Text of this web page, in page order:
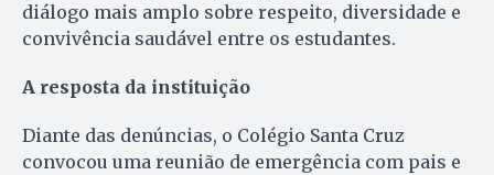
diálogo mais amplo sobre respeito, diversidade e
convivência saudável entre os estudantes.
A resposta da instituição
Diante das denúncias, o Colégio Santa Cruz
convocou uma reunião de emergência com pais e